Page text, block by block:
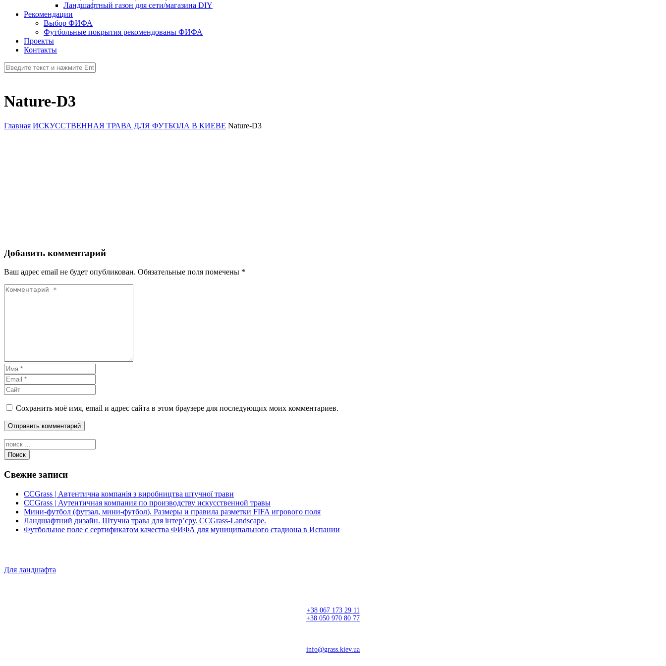
Ландшафтный газон для сети/магазина DIY
Рекомендации
Выбор ФИФА
Футбольные покрытия рекомендованы ФИФА
Проекты
Контакты
Nature-D3
Главная ИСКУССТВЕННАЯ ТРАВА ДЛЯ ФУТБОЛА В КИЕВЕ Nature-D3
Добавить комментарий
Ваш адрес email не будет опубликован. Обязательные поля помечены *
Сохранить моё имя, email и адрес сайта в этом браузере для последующих моих комментариев.
Поиск
Свежие записи
CCGrass | Автентична компанія з виробництва штучної трави
CCGrass | Аутентичная компания по производству искусственной травы
Мини-футбол (футзал, мини-футбол). Размеры и правила разметки FIFA игрового поля
Ландшафтний дизайн. Штучна трава для інтер’єру. CCGrass-Landscape.
Футбольное поле с сертификатом качества ФИФА для муниципального стадиона в Испании
Для ландшафта
+38 067 173 29 11
+38 050 970 80 77
info@grass.kiev.ua